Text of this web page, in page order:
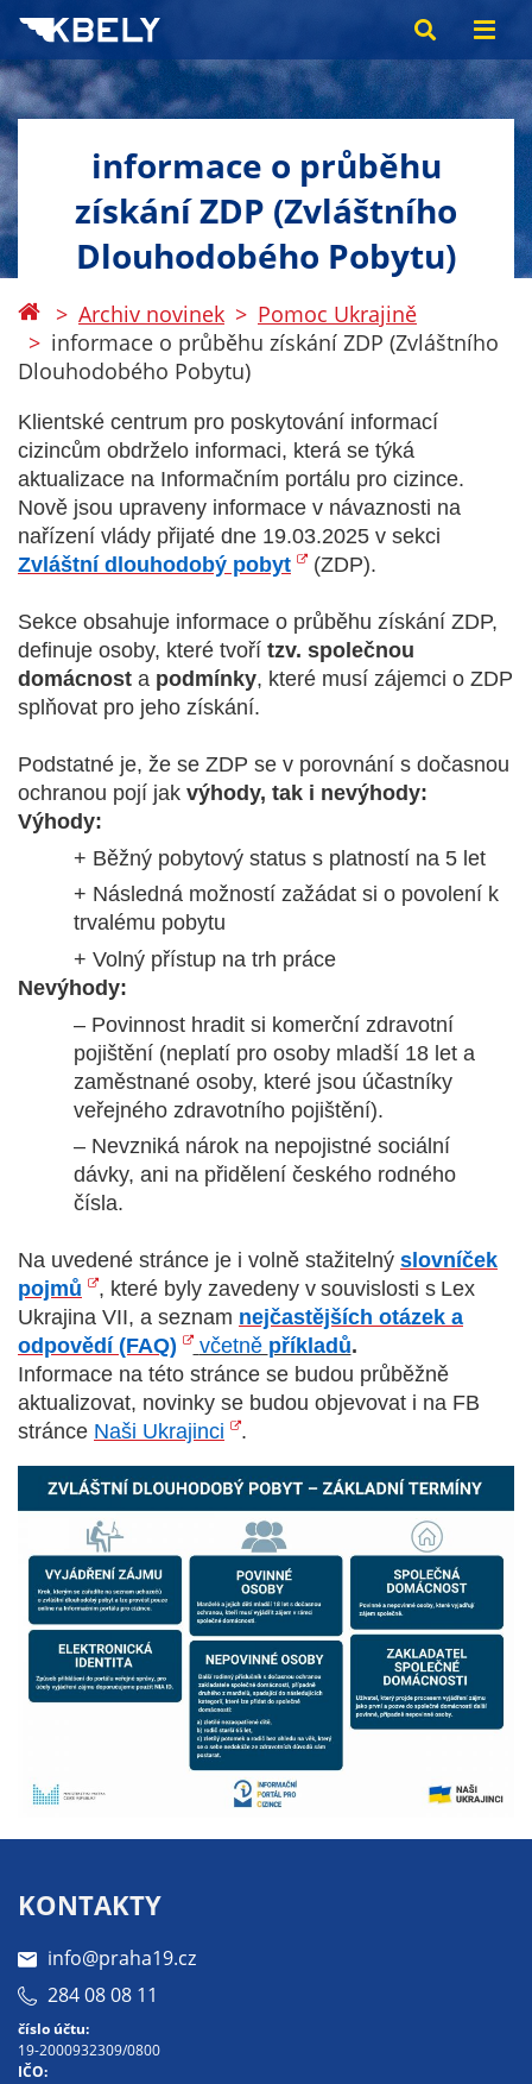
informace o průběhu
získání ZDP (Zvláštního
Dlouhodobého Pobytu)
Archiv novinek
Pomoc Ukrajině
informace o průběhu získání ZDP (Zvláštního
Dlouhodobého Pobytu)
Klientské centrum pro poskytování informací
cizincům obdrželo informaci, která se týká
aktualizace na Informačním portálu pro cizince.
Nově jsou upraveny informace v návaznosti na
nařízení vlády přijaté dne 19.03.2025 v sekci
Zvláštní dlouhodobý pobyt
(ZDP).
Sekce obsahuje informace o průběhu získání ZDP,
definuje osoby, které tvoří tzv. společnou
domácnost a podmínky, které musí zájemci o ZDP
splňovat pro jeho získání.
Podstatné je, že se ZDP se v porovnání s dočasnou
ochranou pojí jak výhody, tak i nevýhody:
Výhody:
+ Běžný pobytový status s platností na 5 let
+ Následná možností zažádat si o povolení k
trvalému pobytu
+ Volný přístup na trh práce
Nevýhody:
– Povinnost hradit si komerční zdravotní
pojištění (neplatí pro osoby mladší 18 let a
zaměstnané osoby, které jsou účastníky
veřejného zdravotního pojištění).
– Nevzniká nárok na nepojistné sociální
dávky, ani na přidělení českého rodného
čísla.
Na uvedené stránce je i volně stažitelný slovníček
pojmů
, které byly zavedeny v souvislosti s Lex
Ukrajina VII, a seznam nejčastějších otázek a
odpovědí (FAQ)
včetně příkladů.
Informace na této stránce se budou průběžně
aktualizovat, novinky se budou objevovat i na FB
stránce Naši Ukrajinci .
KONTAKTY
info@praha19.cz
284 08 08 11
číslo účtu:
19-2000932309/0800
IČO:
Technické
cookies
cookies jsou
nezbytné pro
správné
funkcí, které
nabízí.
Váš souhlas s
využitím
technických
našem webu. Z
technické
cookies
nemohou být
individuálně
deaktivovány
nebo
Analytické
cookies
Analytické
cookies nám
umožňují
měření
našeho webu
a našich
kampaní.
Jejich pomocí
určujeme
počet návštěv
a zdroje
návštěv našich
internetových
stránek. Data